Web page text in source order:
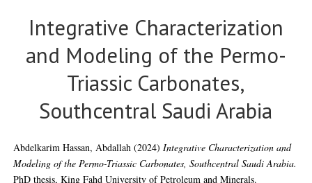
Integrative Characterization
and Modeling of the Permo-
Triassic Carbonates,
Southcentral Saudi Arabia
Abdelkarim Hassan, Abdallah (2024)Integrative Characterization and
Modeling of the Permo-Triassic Carbonates, Southcentral Saudi Arabia.
PhD thesis, King Fahd University of Petroleum and Minerals.